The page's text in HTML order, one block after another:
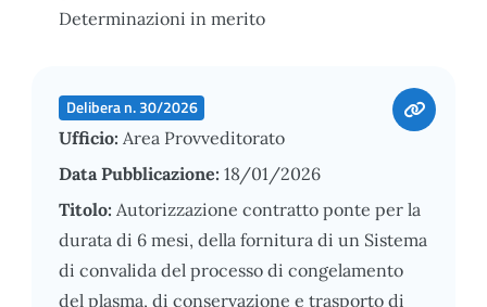
Determinazioni in merito
Delibera n. 30/2026
Ufficio: Area Provveditorato
Data Pubblicazione: 18/01/2026
Titolo: Autorizzazione contratto ponte per la
durata di 6 mesi, della fornitura di un Sistema
di convalida del processo di congelamento
del plasma, di conservazione e trasporto di